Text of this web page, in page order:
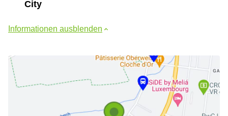
City
Informationen ausblenden